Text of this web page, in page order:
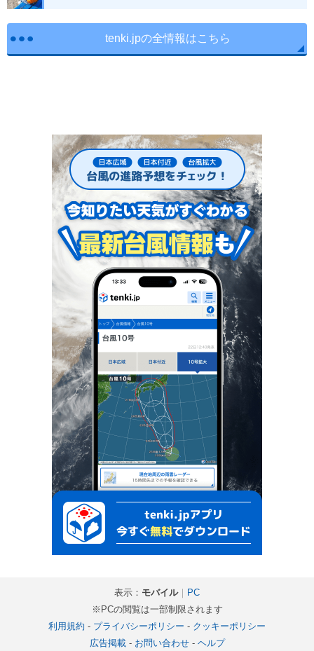
tenki.jpの全情報はこちら
表示： モバイル｜ PC
※PCの閲覧は一部制限されます
利用規約 - プライバシーポリシー - クッキーポリシー
広告掲載- お問い合わせ- ヘルプ